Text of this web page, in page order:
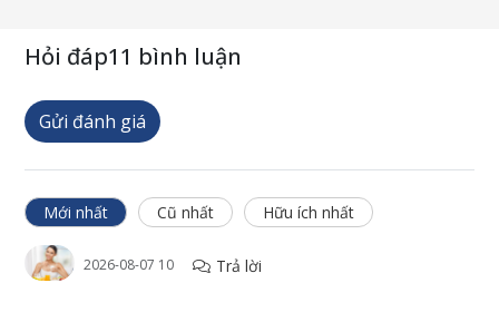
Hỏi đáp11 bình luận
Gửi đánh giá
Mới nhất Cũ nhất Hữu ích nhất
2026-08-07 10 Trả lời